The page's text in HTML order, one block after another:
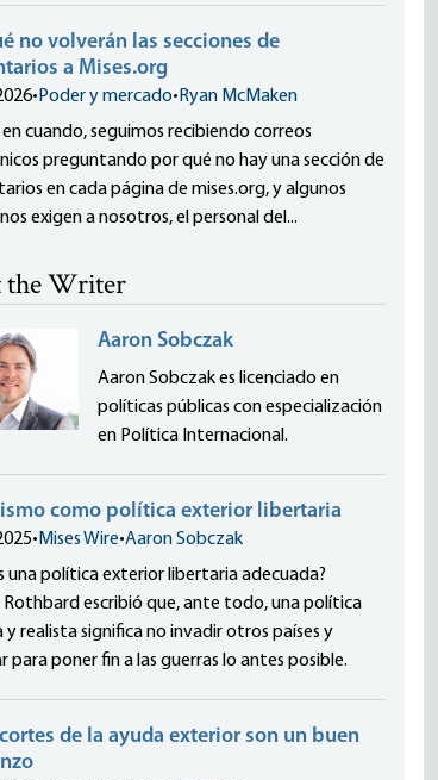
no volverán las secciones de
a Mises.org
• Poder y mercado• Ryan McMaken
en cuando, seguimos recibiendo correos
preguntando por qué no hay una sección de
en cada página de mises.org, y algunos
exigen a nosotros, el personal del...
the Writer
Aaron Sobczak
Aaron Sobczak es licenciado en
políticas públicas con especialización
en Política Internacional.
como política exterior libertaria
• Mises Wire•Aaron Sobczak
una política exterior libertaria adecuada?
Rothbard escribió que, ante todo, una política
y realista significa no invadir otros países y
para poner fin a las guerras lo antes posible.
de la ayuda exterior son un buen